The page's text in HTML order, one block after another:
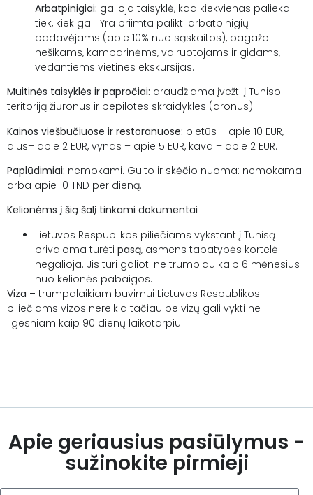
Arbatpinigiai: galioja taisyklė, kad kiekvienas palieka
tiek, kiek gali. Yra priimta palikti arbatpinigių
padavėjams (apie 10% nuo sąskaitos), bagažo
nešikams, kambarinėms, vairuotojams ir gidams,
vedantiems vietines ekskursijas.
Muitinės taisyklės ir papročiai: draudžiama įvežti į Tuniso
teritoriją žiūronus ir bepilotes skraidykles (dronus).
Kainos viešbučiuose ir restoranuose: pietūs – apie 10 EUR,
alus– apie 2 EUR, vynas – apie 5 EUR, kava – apie 2 EUR.
Paplūdimiai: nemokami. Gulto ir skėčio nuoma: nemokamai
arba apie 10 TND per dieną.
Kelionėms į šią šalį tinkami dokumentai
Lietuvos Respublikos piliečiams vykstant į Tunisą
privaloma turėti pasą, asmens tapatybės kortelė
negalioja. Jis turi galioti ne trumpiau kaip 6 mėnesius
nuo kelionės pabaigos.
Viza – trumpalaikiam buvimui Lietuvos Respublikos
piliečiams vizos nereikia tačiau be vizų gali vykti ne
ilgesniam kaip 90 dienų laikotarpiui.
Apie geriausius pasiūlymus -
sužinokite pirmieji